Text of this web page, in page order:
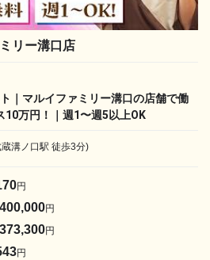
リー溝口店
｜マルイファミリー溝口の店舗で働
10万円！｜週1〜週5以上OK
溝ノ口駅 徒歩3分)
円
400,000円
373,300円
円